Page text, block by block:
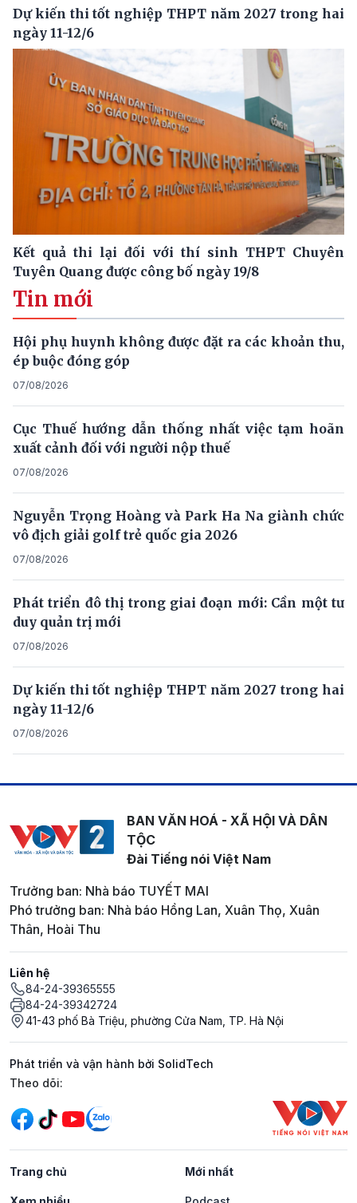
Dự kiến thi tốt nghiệp THPT năm 2027 trong hai
ngày 11-12/6
Kết quả thi lại đối với thí sinh THPT Chuyên
Tuyên Quang được công bố ngày 19/8
Tin mới
Hội phụ huynh không được đặt ra các khoản thu,
ép buộc đóng góp
07/08/2026
Cục Thuế hướng dẫn thống nhất việc tạm hoãn
xuất cảnh đối với người nộp thuế
07/08/2026
Nguyễn Trọng Hoàng và Park Ha Na giành chức
vô địch giải golf trẻ quốc gia 2026
07/08/2026
Phát triển đô thị trong giai đoạn mới: Cần một tư
duy quản trị mới
07/08/2026
Dự kiến thi tốt nghiệp THPT năm 2027 trong hai
ngày 11-12/6
07/08/2026
BAN VĂN HOÁ - XÃ HỘI VÀ DÂN
TỘC
Đài Tiếng nói Việt Nam
Trưởng ban: Nhà báo TUYẾT MAI
Phó trưởng ban: Nhà báo Hồng Lan, Xuân Thọ, Xuân
Thân, Hoài Thu
Liên hệ
84-24-39365555
84-24-39342724
41-43 phố Bà Triệu, phường Cửa Nam, TP. Hà Nội
Phát triển và vận hành bởi SolidTech
Mạng xã hội
Theo dõi:
Trang chủ Mới nhất